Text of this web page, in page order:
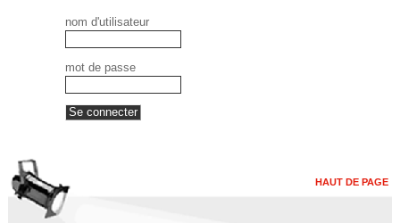
nom d'utilisateur
mot de passe
HAUT DE PAGE